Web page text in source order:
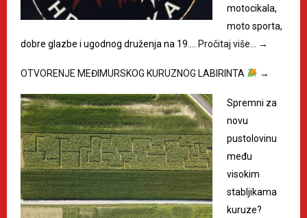
motocikala,
moto sporta,
dobre glazbe i ugodnog druženja na 19.…
Pročitaj više… →
OTVORENJE MEĐIMURSKOG KURUZNOG LABIRINTA →
Spremni za
novu
pustolovinu
među
visokim
stabljikama
kuruze?